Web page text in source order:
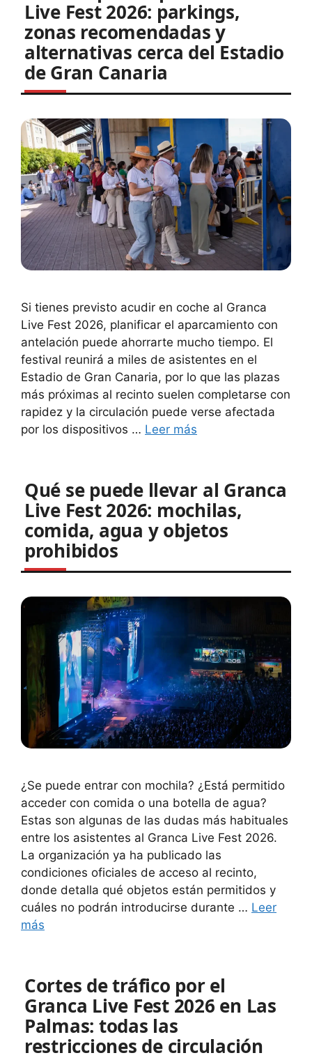
Live Fest 2026: parkings,
zonas recomendadas y
alternativas cerca del Estadio
de Gran Canaria
Si tienes previsto acudir en coche al Granca
Live Fest 2026, planificar el aparcamiento con
antelación puede ahorrarte mucho tiempo. El
festival reunirá a miles de asistentes en el
Estadio de Gran Canaria, por lo que las plazas
más próximas al recinto suelen completarse con
rapidez y la circulación puede verse afectada
por los dispositivos … Leer más
Qué se puede llevar al Granca
Live Fest 2026: mochilas,
comida, agua y objetos
prohibidos
¿Se puede entrar con mochila? ¿Está permitido
acceder con comida o una botella de agua?
Estas son algunas de las dudas más habituales
entre los asistentes al Granca Live Fest 2026.
La organización ya ha publicado las
condiciones oficiales de acceso al recinto,
donde detalla qué objetos están permitidos y
cuáles no podrán introducirse durante … Leer
más
Cortes de tráfico por el
Granca Live Fest 2026 en Las
Palmas: todas las
restricciones de circulación